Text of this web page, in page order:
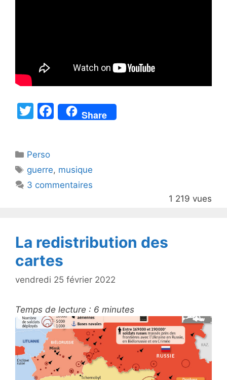
T
er
F
a
b
o
Share
Catégories
Perso
Étiquettes
guerre, musique
3 commentaires
1 219 vues
La redistribution des
cartes
vendredi 25 février 2022
Temps de lecture : 6 minutes